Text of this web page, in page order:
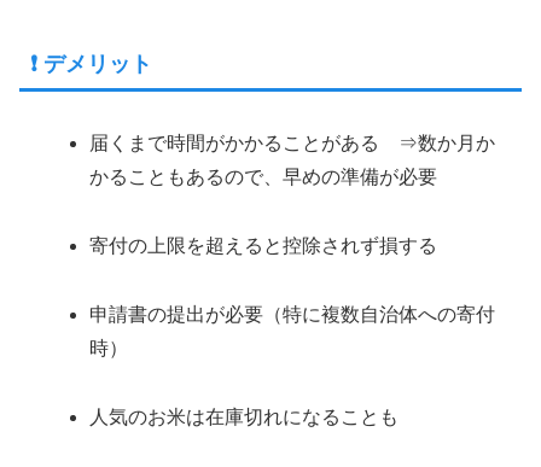
❗ デメリット
届くまで時間がかかることがある ⇒数か月か
かることもあるので、早めの準備が必要
寄付の上限を超えると控除されず損する
申請書の提出が必要（特に複数自治体への寄付
時）
人気のお米は在庫切れになることも